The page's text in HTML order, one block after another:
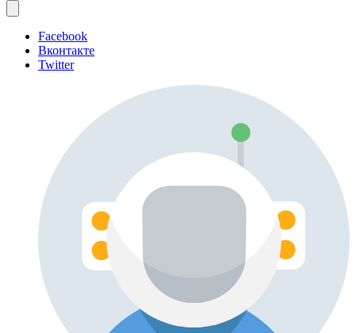
Facebook
Вконтакте
Twitter